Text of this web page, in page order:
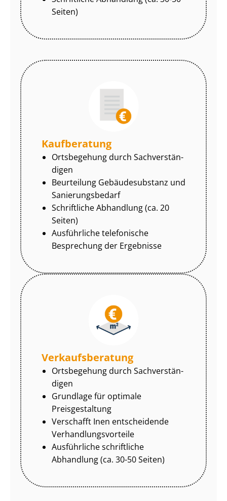
Seiten)
Kaufberatung
Ortsbegehung durch Sach­ver­stän­
di­gen
Beurteilung Gebäudesubstanz und
Sa­nie­rungs­be­darf
Schriftliche Abhandlung (ca. 20
Seiten)
Ausführliche telefonische
Besprechung der Ergebnisse
Ver­kaufs­be­ra­tung
Ortsbegehung durch Sach­ver­stän­
di­gen
Grundlage für optimale
Preisgestaltung
Verschafft Inen entscheidende
Ver­hand­lungs­vor­tei­le
Ausführliche schriftliche
Abhandlung (ca. 30-50 Seiten)